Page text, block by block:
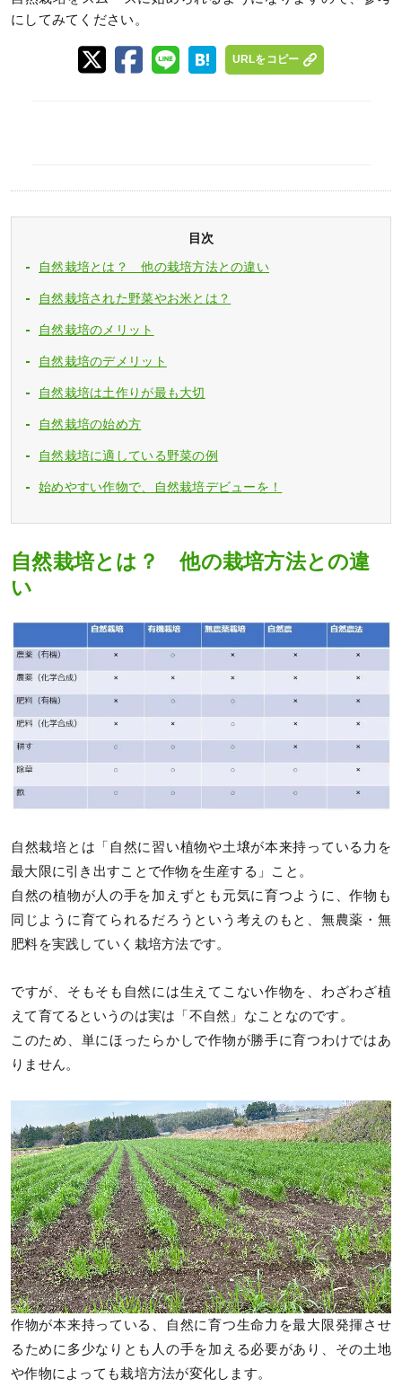
にしてみてください。
URLをコピー
目次
自然栽培とは？ 他の栽培方法との違い
自然栽培された野菜やお米とは？
自然栽培のメリット
自然栽培のデメリット
自然栽培は土作りが最も大切
自然栽培の始め方
自然栽培に適している野菜の例
始めやすい作物で、自然栽培デビューを！
自然栽培とは？ 他の栽培方法との違
い
自然栽培とは「自然に習い植物や土壌が本来持っている力を
最大限に引き出すことで作物を生産する」こと。
自然の植物が人の手を加えずとも元気に育つように、作物も
同じように育てられるだろうという考えのもと、無農薬・無
肥料を実践していく栽培方法です。
ですが、そもそも自然には生えてこない作物を、わざわざ植
えて育てるというのは実は「不自然」なことなのです。
このため、単にほったらかしで作物が勝手に育つわけではあ
りません。
作物が本来持っている、自然に育つ生命力を最大限発揮させ
るために多少なりとも人の手を加える必要があり、その土地
や作物によっても栽培方法が変化します。